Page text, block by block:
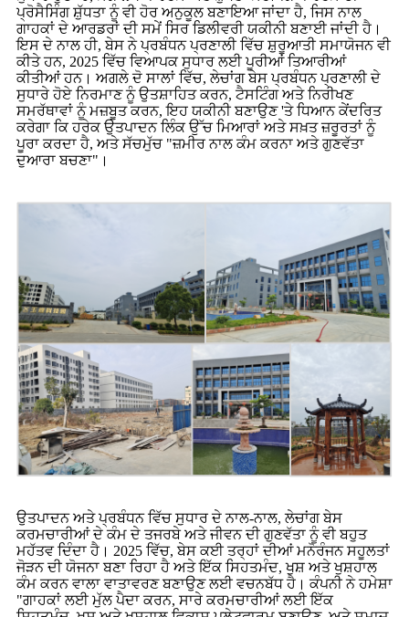
ਪ੍ਰੋਸੈਸਿੰਗ ਸ਼ੁੱਧਤਾ ਨੂੰ ਵੀ ਹੋਰ ਅਨੁਕੂਲ ਬਣਾਇਆ ਜਾਂਦਾ ਹੈ, ਜਿਸ ਨਾਲ
ਗਾਹਕਾਂ ਦੇ ਆਰਡਰਾਂ ਦੀ ਸਮੇਂ ਸਿਰ ਡਿਲੀਵਰੀ ਯਕੀਨੀ ਬਣਾਈ ਜਾਂਦੀ ਹੈ।
ਇਸ ਦੇ ਨਾਲ ਹੀ, ਬੇਸ ਨੇ ਪ੍ਰਬੰਧਨ ਪ੍ਰਣਾਲੀ ਵਿੱਚ ਸ਼ੁਰੂਆਤੀ ਸਮਾਯੋਜਨ ਵੀ
ਕੀਤੇ ਹਨ, 2025 ਵਿੱਚ ਵਿਆਪਕ ਸੁਧਾਰ ਲਈ ਪੂਰੀਆਂ ਤਿਆਰੀਆਂ
ਕੀਤੀਆਂ ਹਨ। ਅਗਲੇ ਦੋ ਸਾਲਾਂ ਵਿੱਚ, ਲੇਚਾਂਗ ਬੇਸ ਪ੍ਰਬੰਧਨ ਪ੍ਰਣਾਲੀ ਦੇ
ਸੁਧਾਰੇ ਹੋਏ ਨਿਰਮਾਣ ਨੂੰ ਉਤਸ਼ਾਹਿਤ ਕਰਨ, ਟੈਸਟਿੰਗ ਅਤੇ ਨਿਰੀਖਣ
ਸਮਰੱਥਾਵਾਂ ਨੂੰ ਮਜ਼ਬੂਤ ​​ਕਰਨ, ਇਹ ਯਕੀਨੀ ਬਣਾਉਣ 'ਤੇ ਧਿਆਨ ਕੇਂਦਰਿਤ
ਕਰੇਗਾ ਕਿ ਹਰੇਕ ਉਤਪਾਦਨ ਲਿੰਕ ਉੱਚ ਮਿਆਰਾਂ ਅਤੇ ਸਖ਼ਤ ਜ਼ਰੂਰਤਾਂ ਨੂੰ
ਪੂਰਾ ਕਰਦਾ ਹੈ, ਅਤੇ ਸੱਚਮੁੱਚ "ਜ਼ਮੀਰ ਨਾਲ ਕੰਮ ਕਰਨਾ ਅਤੇ ਗੁਣਵੱਤਾ
ਦੁਆਰਾ ਬਚਣਾ"।
ਉਤਪਾਦਨ ਅਤੇ ਪ੍ਰਬੰਧਨ ਵਿੱਚ ਸੁਧਾਰ ਦੇ ਨਾਲ-ਨਾਲ, ਲੇਚਾਂਗ ਬੇਸ
ਕਰਮਚਾਰੀਆਂ ਦੇ ਕੰਮ ਦੇ ਤਜਰਬੇ ਅਤੇ ਜੀਵਨ ਦੀ ਗੁਣਵੱਤਾ ਨੂੰ ਵੀ ਬਹੁਤ
ਮਹੱਤਵ ਦਿੰਦਾ ਹੈ। 2025 ਵਿੱਚ, ਬੇਸ ਕਈ ਤਰ੍ਹਾਂ ਦੀਆਂ ਮਨੋਰੰਜਨ ਸਹੂਲਤਾਂ
ਜੋੜਨ ਦੀ ਯੋਜਨਾ ਬਣਾ ਰਿਹਾ ਹੈ ਅਤੇ ਇੱਕ ਸਿਹਤਮੰਦ, ਖੁਸ਼ ਅਤੇ ਖੁਸ਼ਹਾਲ
ਕੰਮ ਕਰਨ ਵਾਲਾ ਵਾਤਾਵਰਣ ਬਣਾਉਣ ਲਈ ਵਚਨਬੱਧ ਹੈ। ਕੰਪਨੀ ਨੇ ਹਮੇਸ਼ਾ
"ਗਾਹਕਾਂ ਲਈ ਮੁੱਲ ਪੈਦਾ ਕਰਨ, ਸਾਰੇ ਕਰਮਚਾਰੀਆਂ ਲਈ ਇੱਕ